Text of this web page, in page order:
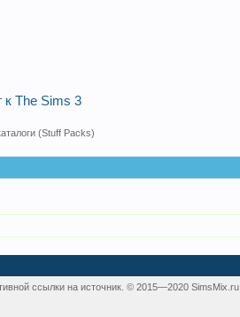
к The Sims 3
(Stuff Packs)
ссылки на источник. © 2015—2020 SimsMix.ru